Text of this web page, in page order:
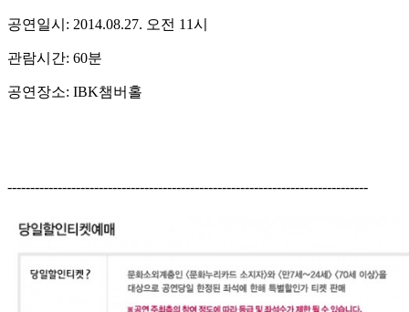
공연일시: 2014.08.27. 오전 11시
관람시간: 60분
공연장소: IBK챔버홀
-------------------------------------------------------------------------------